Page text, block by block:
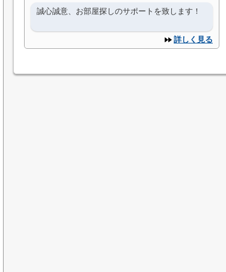
誠心誠意、お部屋探しのサポートを致します！
詳しく見る